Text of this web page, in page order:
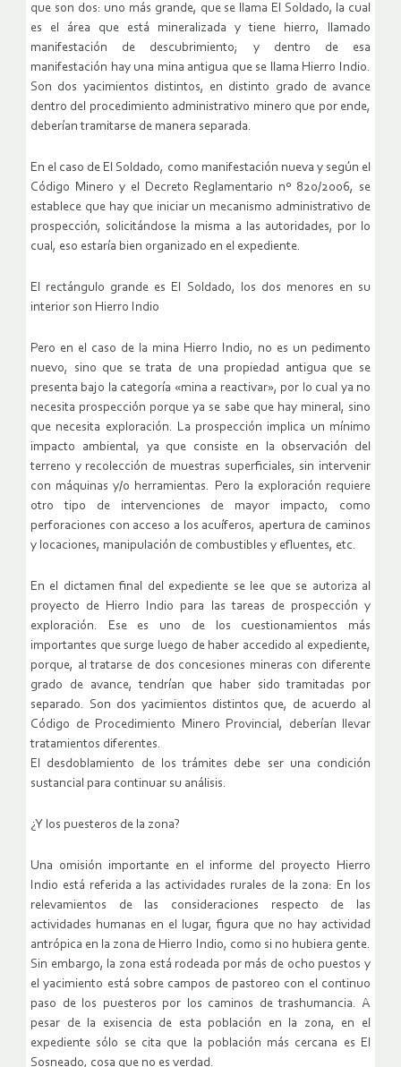
que son dos: uno más grande, que se llama El Soldado, la cual
es el área que está mineralizada y tiene hierro, llamado
manifestación de descubrimiento; y dentro de esa
manifestación hay una mina antigua que se llama Hierro Indio.
Son dos yacimientos distintos, en distinto grado de avance
dentro del procedimiento administrativo minero que por ende,
deberían tramitarse de manera separada.
En el caso de El Soldado, como manifestación nueva y según el
Código Minero y el Decreto Reglamentario nº 820/2006, se
establece que hay que iniciar un mecanismo administrativo de
prospección, solicitándose la misma a las autoridades, por lo
cual, eso estaría bien organizado en el expediente.
El rectángulo grande es El Soldado, los dos menores en su
interior son Hierro Indio
Pero en el caso de la mina Hierro Indio, no es un pedimento
nuevo, sino que se trata de una propiedad antigua que se
presenta bajo la categoría «mina a reactivar», por lo cual ya no
necesita prospección porque ya se sabe que hay mineral, sino
que necesita exploración. La prospección implica un mínimo
impacto ambiental, ya que consiste en la observación del
terreno y recolección de muestras superficiales, sin intervenir
con máquinas y/o herramientas. Pero la exploración requiere
otro tipo de intervenciones de mayor impacto, como
perforaciones con acceso a los acuíferos, apertura de caminos
y locaciones, manipulación de combustibles y efluentes, etc.
En el dictamen final del expediente se lee que se autoriza al
proyecto de Hierro Indio para las tareas de prospección y
exploración. Ese es uno de los cuestionamientos más
importantes que surge luego de haber accedido al expediente,
porque, al tratarse de dos concesiones mineras con diferente
grado de avance, tendrían que haber sido tramitadas por
separado. Son dos yacimientos distintos que, de acuerdo al
Código de Procedimiento Minero Provincial, deberían llevar
tratamientos diferentes.
El desdoblamiento de los trámites debe ser una condición
sustancial para continuar su análisis.
¿Y los puesteros de la zona?
Una omisión importante en el informe del proyecto Hierro
Indio está referida a las actividades rurales de la zona: En los
relevamientos de las consideraciones respecto de las
actividades humanas en el lugar, figura que no hay actividad
antrópica en la zona de Hierro Indio, como si no hubiera gente.
Sin embargo, la zona está rodeada por más de ocho puestos y
el yacimiento está sobre campos de pastoreo con el continuo
paso de los puesteros por los caminos de trashumancia. A
pesar de la exisencia de esta población en la zona, en el
expediente sólo se cita que la población más cercana es El
Sosneado, cosa que no es verdad.